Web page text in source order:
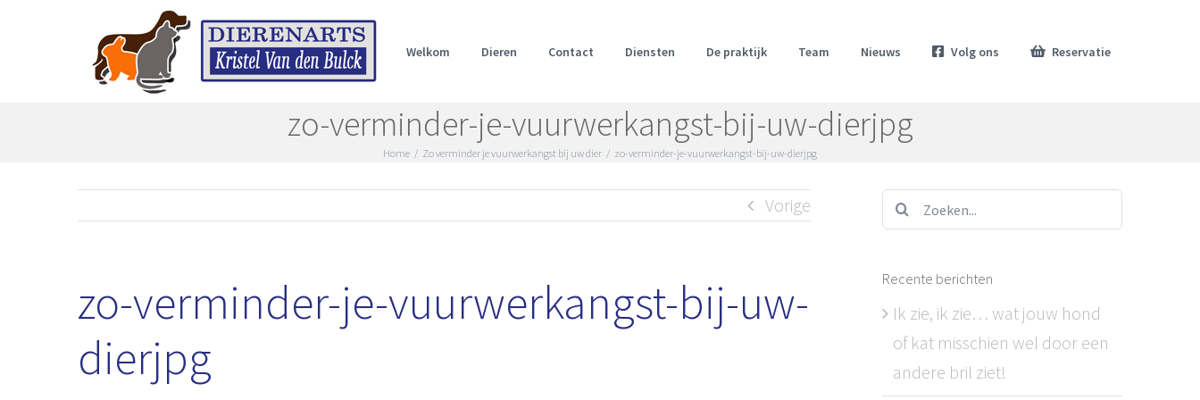
Welkom Dieren Contact Diensten De praktijk Team Nieuws Volg ons Reservatie
zo-verminder-je-vuurwerkangst-bij-uw-dierjpg
Home / Zo verminder je vuurwerkangst bij uw dier / zo-verminder-je-vuurwerkangst-bij-uw-dierjpg
Vorige
zo-verminder-je-vuurwerkangst-bij-uw-
dierjpg
Zoeken...
Recente berichten
Ik zie, ik zie… wat jouw hond
of kat misschien wel door een
andere bril ziet!